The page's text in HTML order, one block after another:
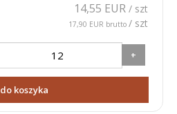
14,55 EUR/ szt
17,90 EUR brutto/ szt
+
do koszyka